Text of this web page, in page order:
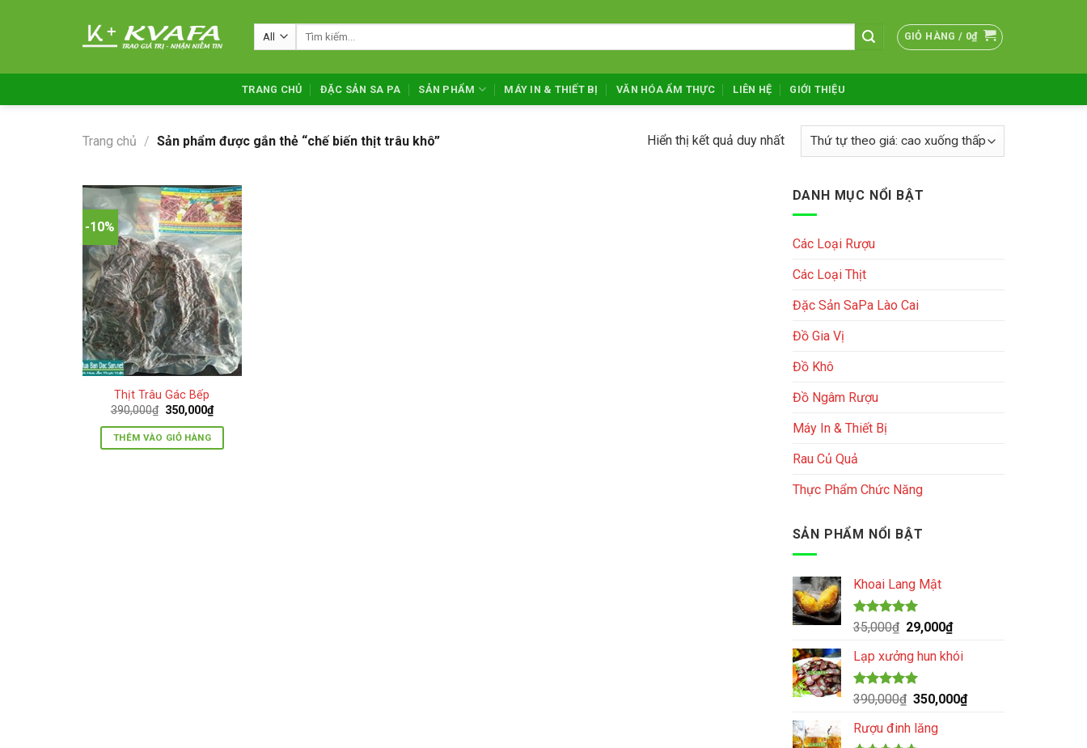
Tìm
GIỎ HÀNG / 0₫
TRANG CHỦ ĐẶC SẢN SA PA SẢN PHẨM MÁY IN & THIẾT BỊ VĂN HÓA ẨM THỰC LIÊN HỆ GIỚI THIỆU
Trang chủ / Sản phẩm được gắn thẻ “chế biến thịt trâu khô” Hiển thị kết quả duy nhất
-10%
Thịt Trâu Gác Bếp
390,000₫ Giá
là:
390,000₫.
350,000₫Giá
hiện
tại
THÊM VÀO GIỎ HÀNG
DANH MỤC NỔI BẬT
Các Loại Rượu
Các Loại Thịt
Đặc Sản SaPa Lào Cai
Đồ Gia Vị
Đồ Khô
Đồ Ngâm Rượu
Máy In & Thiết Bị
Rau Củ Quả
Thực Phẩm Chức Năng
SẢN PHẨM NỔI BẬT
Khoai Lang Mật
Được xếp
5.00
5 sao
35,000₫ Giá
là:
35,000₫.
29,000₫Giá
tại
29,000₫.
Lạp xưởng hun khói
Được xếp
5.00
5 sao
390,000₫ Giá
là:
350,000₫Giá
Rượu đinh lăng